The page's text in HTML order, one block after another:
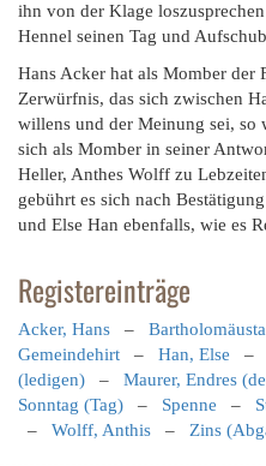
ihn von der Klage
Hennel seinen Tag und
Hans Acker hat als Momber der
Zerwürfnis, das sich zwischen
willens und der Meinung sei, so
sich als Momber in seiner
Heller, Anthes Wolff zu
gebührt es sich nach
und Else Han ebenfalls, wie es
Registereinträge
Acker, Hans –
Gemeindehirt – Han, Else –
(ledigen) – Maurer, Endres
Sonntag (Tag) – Spenne –
– Wolff, Anthis – Zins